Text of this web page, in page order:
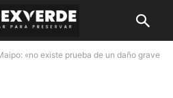
«no existe prueba de un daño grave